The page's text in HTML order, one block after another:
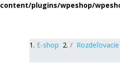
content/plugins/wpeshop/
E-shop